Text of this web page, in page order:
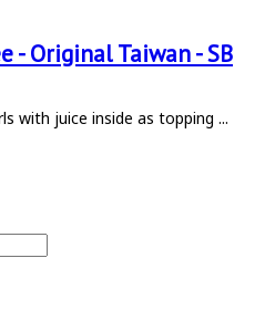
- Original Taiwan - SB
with juice inside as topping ...